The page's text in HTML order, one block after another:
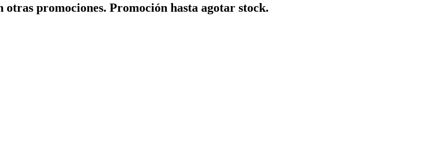
promociones. Promoción hasta agotar stock.